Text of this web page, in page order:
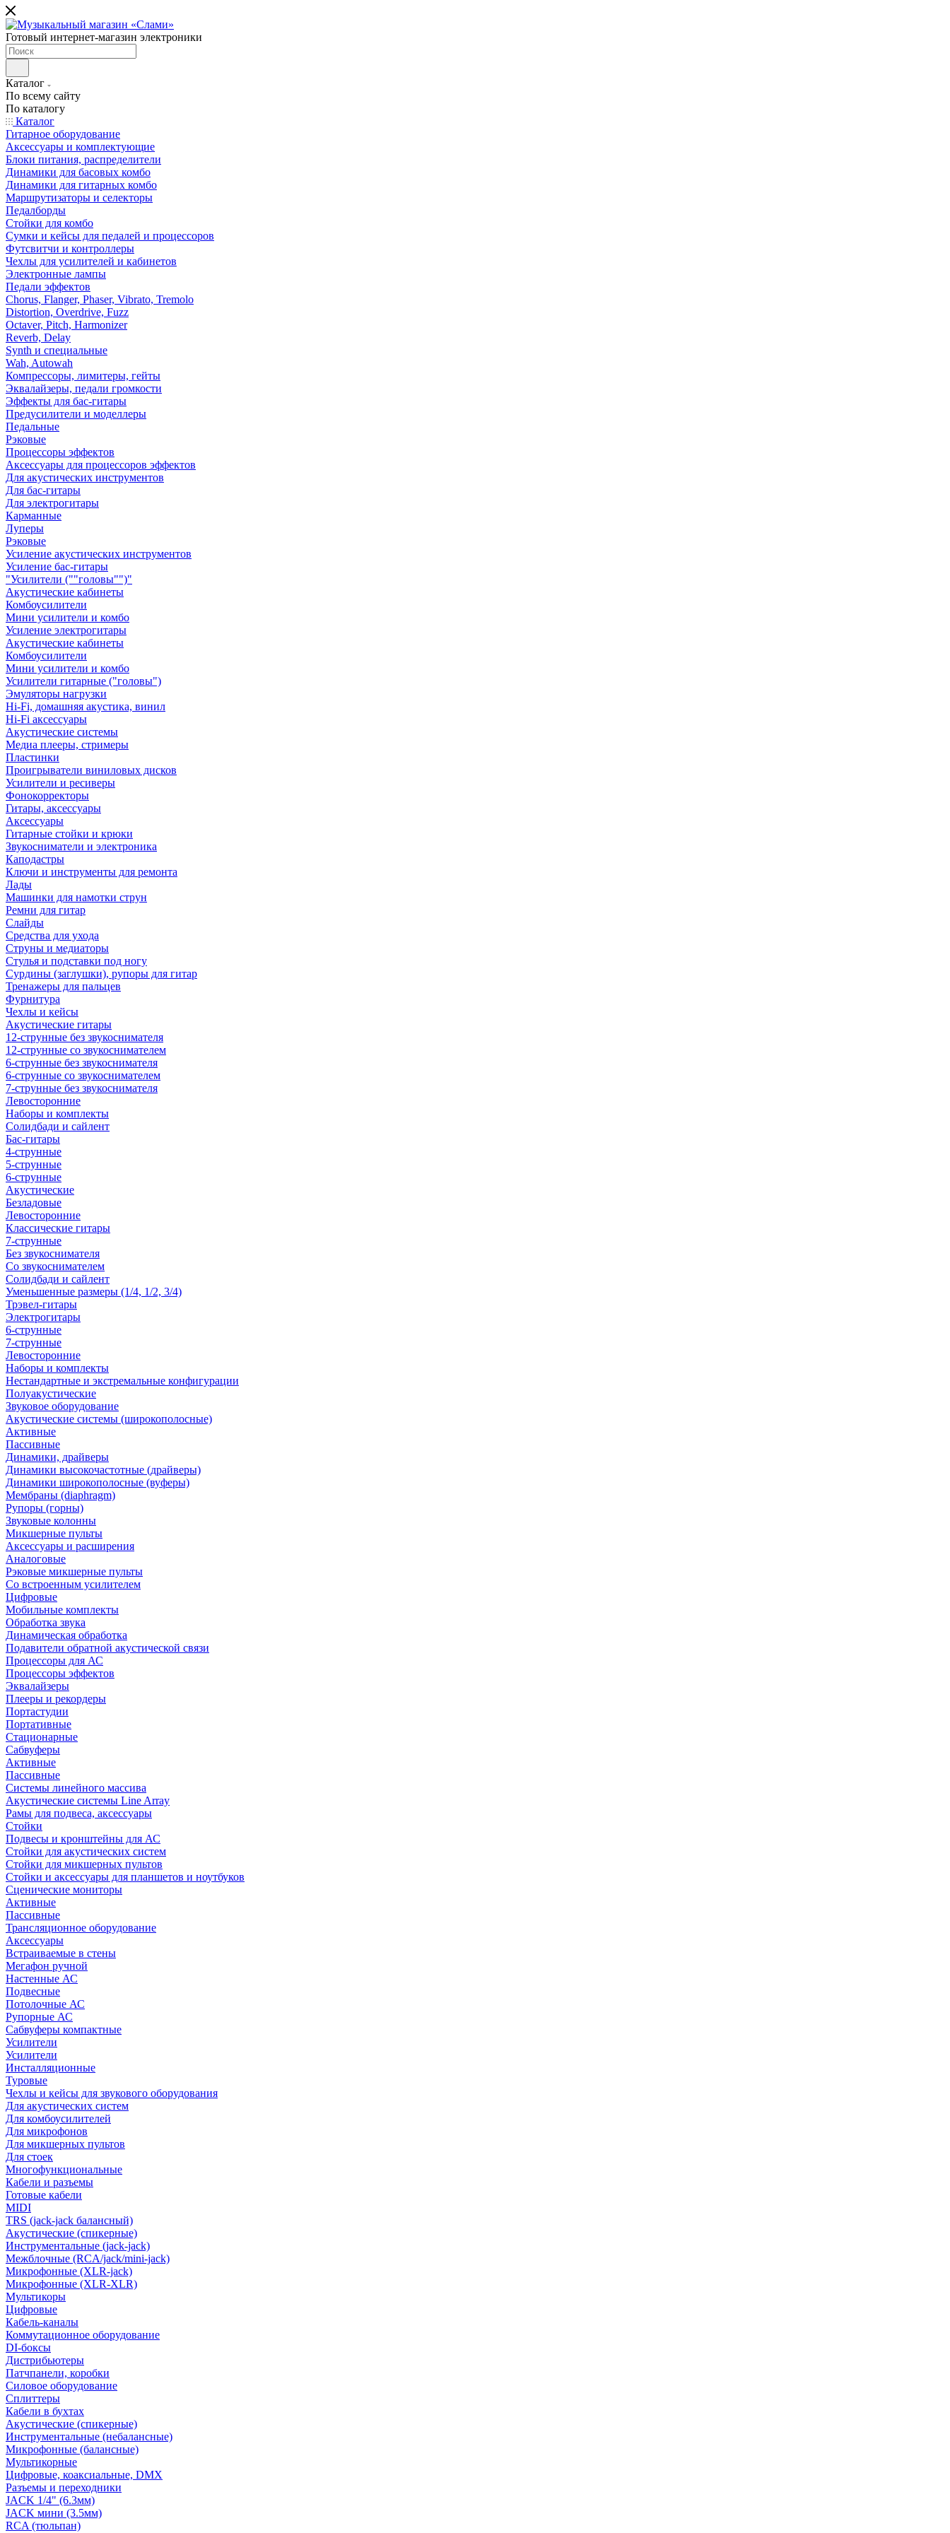
Готовый интернет-магазин электроники
Каталог
По всему сайту
По каталогу
Каталог
Гитарное оборудование
Аксессуары и комплектующие
Блоки питания, распределители
Динамики для басовых комбо
Динамики для гитарных комбо
Маршрутизаторы и селекторы
Педалборды
Стойки для комбо
Сумки и кейсы для педалей и процессоров
Футсвитчи и контроллеры
Чехлы для усилителей и кабинетов
Электронные лампы
Педали эффектов
Chorus, Flanger, Phaser, Vibrato, Tremolo
Distortion, Overdrive, Fuzz
Octaver, Pitch, Harmonizer
Reverb, Delay
Synth и специальные
Wah, Autowah
Компрессоры, лимитеры, гейты
Эквалайзеры, педали громкости
Эффекты для бас-гитары
Предусилители и моделлеры
Педальные
Рэковые
Процессоры эффектов
Аксессуары для процессоров эффектов
Для акустических инструментов
Для бас-гитары
Для электрогитары
Карманные
Луперы
Рэковые
Усиление акустических инструментов
Усиление бас-гитары
"Усилители (""головы"")"
Акустические кабинеты
Комбоусилители
Мини усилители и комбо
Усиление электрогитары
Акустические кабинеты
Комбоусилители
Мини усилители и комбо
Усилители гитарные ("головы")
Эмуляторы нагрузки
Hi-Fi, домашняя акустика, винил
Hi-Fi аксессуары
Акустические системы
Медиа плееры, стримеры
Пластинки
Проигрыватели виниловых дисков
Усилители и ресиверы
Фонокорректоры
Гитары, аксессуары
Аксессуары
Гитарные стойки и крюки
Звукосниматели и электроника
Каподастры
Ключи и инструменты для ремонта
Лады
Машинки для намотки струн
Ремни для гитар
Слайды
Средства для ухода
Струны и медиаторы
Стулья и подставки под ногу
Сурдины (заглушки), рупоры для гитар
Тренажеры для пальцев
Фурнитура
Чехлы и кейсы
Акустические гитары
12-струнные без звукоснимателя
12-струнные со звукоснимателем
6-струнные без звукоснимателя
6-струнные со звукоснимателем
7-струнные без звукоснимателя
Левосторонние
Наборы и комплекты
Солидбади и сайлент
Бас-гитары
4-струнные
5-струнные
6-струнные
Акустические
Безладовые
Левосторонние
Классические гитары
7-струнные
Без звукоснимателя
Со звукоснимателем
Солидбади и сайлент
Уменьшенные размеры (1/4, 1/2, 3/4)
Трэвел-гитары
Электрогитары
6-струнные
7-струнные
Левосторонние
Наборы и комплекты
Нестандартные и экстремальные конфигурации
Полуакустические
Звуковое оборудование
Акустические системы (широкополосные)
Активные
Пассивные
Динамики, драйверы
Динамики высокочастотные (драйверы)
Динамики широкополосные (вуферы)
Мембраны (diaphragm)
Рупоры (горны)
Звуковые колонны
Микшерные пульты
Аксессуары и расширения
Аналоговые
Рэковые микшерные пульты
Со встроенным усилителем
Цифровые
Мобильные комплекты
Обработка звука
Динамическая обработка
Подавители обратной акустической связи
Процессоры для АС
Процессоры эффектов
Эквалайзеры
Плееры и рекордеры
Портастудии
Портативные
Стационарные
Сабвуферы
Активные
Пассивные
Системы линейного массива
Акустические системы Line Array
Рамы для подвеса, аксессуары
Стойки
Подвесы и кронштейны для АС
Стойки для акустических систем
Стойки для микшерных пультов
Стойки и аксессуары для планшетов и ноутбуков
Сценические мониторы
Активные
Пассивные
Трансляционное оборудование
Аксессуары
Встраиваемые в стены
Мегафон ручной
Настенные АС
Подвесные
Потолочные АС
Рупорные АС
Сабвуферы компактные
Усилители
Усилители
Инсталляционные
Туровые
Чехлы и кейсы для звукового оборудования
Для акустических систем
Для комбоусилителей
Для микрофонов
Для микшерных пультов
Для стоек
Многофункциональные
Кабели и разъемы
Готовые кабели
MIDI
TRS (jack-jack балансный)
Акустические (спикерные)
Инструментальные (jack-jack)
Межблочные (RCA/jack/mini-jack)
Микрофонные (XLR-jack)
Микрофонные (XLR-XLR)
Мультикоры
Цифровые
Кабель-каналы
Коммутационное оборудование
DI-боксы
Дистрибьютеры
Патчпанели, коробки
Силовое оборудование
Сплиттеры
Кабели в бухтах
Акустические (спикерные)
Инструментальные (небалансные)
Микрофонные (балансные)
Мультикорные
Цифровые, коаксиальные, DMX
Разъемы и переходники
JACK 1/4" (6.3мм)
JACK мини (3.5мм)
RCA (тюльпан)